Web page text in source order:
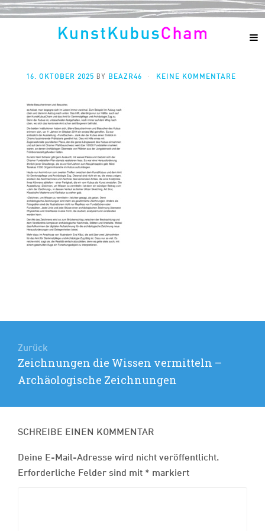
16. OKTOBER 2025 BY BEAZR46 · KEINE KOMMENTARE
Zurück
Vorheriger
Beitrag:
Zeichnungen die Wissen vermitteln –
Archäologische Zeichnungen
SCHREIBE EINEN KOMMENTAR
Deine E-Mail-Adresse wird nicht veröffentlicht.
Erforderliche Felder sind mit * markiert